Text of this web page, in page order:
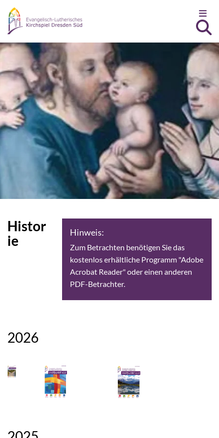
Zum Inhalt springen
Histor
ie
Hinweis:
Zum Betrachten benötigen Sie das
kostenlos erhältliche Programm "Adobe
Acrobat Reader" oder einen anderen
PDF-Betrachter.
2026